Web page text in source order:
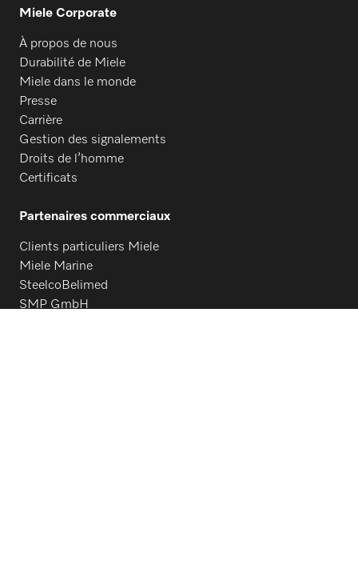
Miele Corporate
À propos de nous
Durabilité de Miele
Miele dans le monde
Presse
Carrière
Gestion des signalements
Droits de l’homme
Certificats
Partenaires commerciaux
Clients particuliers Miele
Miele Marine
SteelcoBelimed
SMP GmbH